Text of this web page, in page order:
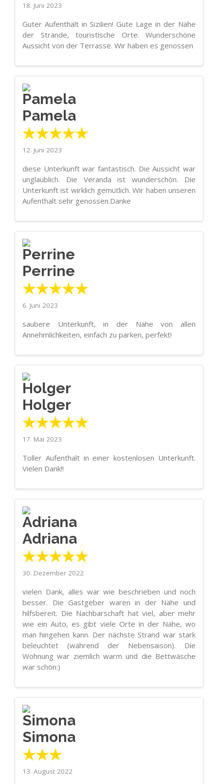
18. Juni 2023
Guter Aufenthalt in Sizilien! Gute Lage in der Nähe
der Strände, touristische Orte. Wunderschöne
Aussicht von der Terrasse. Wir haben es genossen
Pamela
★★★★★
12. Juni 2023
diese Unterkunft war fantastisch. Die Aussicht war
unglaublich. Die Veranda ist wunderschön. Die
Unterkunft ist wirklich gemütlich. Wir haben unseren
Aufenthalt sehr genossen.Danke
Perrine
★★★★★
6. Juni 2023
saubere Unterkunft, in der Nähe von allen
Annehmlichkeiten, einfach zu parken, perfekt!
Holger
★★★★★
17. Mai 2023
Toller Aufenthalt in einer kostenlosen Unterkunft.
Vielen Dank!!
Adriana
★★★★★
30. Dezember 2022
vielen Dank, alles war wie beschrieben und noch
besser. Die Gastgeber waren in der Nähe und
hilfsbereit. Die Nachbarschaft hat viel, aber mehr
wie ein Auto, es gibt viele Orte in der Nähe, wo
man hingehen kann. Der nächste Strand war stark
beleuchtet (während der Nebensaison). Die
Wohnung war ziemlich warm und die Bettwäsche
war schön:)
Simona
★★★
13. August 2022